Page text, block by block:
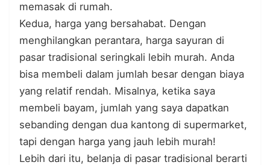
memasak di rumah.
Kedua, harga yang bersahabat. Dengan
menghilangkan perantara, harga sayuran di
pasar tradisional seringkali lebih murah. Anda
bisa membeli dalam jumlah besar dengan biaya
yang relatif rendah. Misalnya, ketika saya
membeli bayam, jumlah yang saya dapatkan
sebanding dengan dua kantong di supermarket,
tapi dengan harga yang jauh lebih murah!
Lebih dari itu, belanja di pasar tradisional berarti